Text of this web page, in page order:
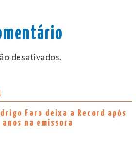
desativados.
Faro deixa a Record após
anos na emissora